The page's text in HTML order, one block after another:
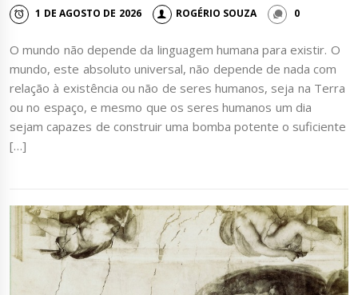
1 DE AGOSTO DE 2026 ROGÉRIO SOUZA 0
O mundo não depende da linguagem humana para existir. O
mundo, este absoluto universal, não depende de nada com
relação à existência ou não de seres humanos, seja na Terra
ou no espaço, e mesmo que os seres humanos um dia
sejam capazes de construir uma bomba potente o suficiente
[…]